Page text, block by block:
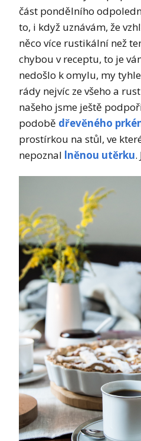
část pondělního
to, i když uznávám, že
něco více rustikální než
chybou v receptu, to je
nedošlo k omylu, my
rády nejvíc ze všeho a
našeho jsme ještě
podobě dřevěného
prostírkou na stůl, ve
nepoznal lněnou utěrku.